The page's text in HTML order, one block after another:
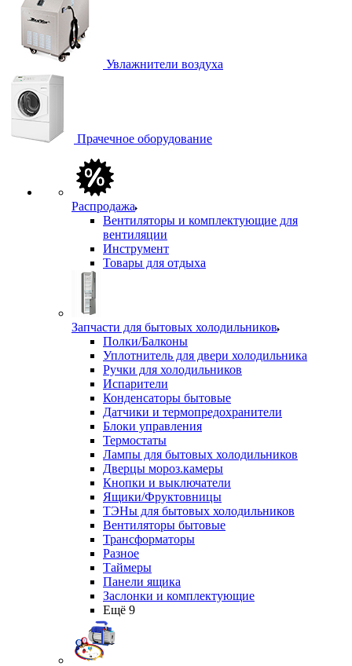
Увлажнители воздуха
Прачечное оборудование
Распродажа
Вентиляторы и комплектующие для
вентиляции
Инструмент
Товары для отдыха
Запчасти для бытовых холодильников
Полки/Балконы
Уплотнитель для двери холодильника
Ручки для холодильников
Испарители
Конденсаторы бытовые
Датчики и термопредохранители
Блоки управления
Термостаты
Лампы для бытовых холодильников
Дверцы мороз.камеры
Кнопки и выключатели
Ящики/Фруктовницы
ТЭНы для бытовых холодильников
Вентиляторы бытовые
Трансформаторы
Разное
Таймеры
Панели ящика
Заслонки и комплектующие
Ещё 9